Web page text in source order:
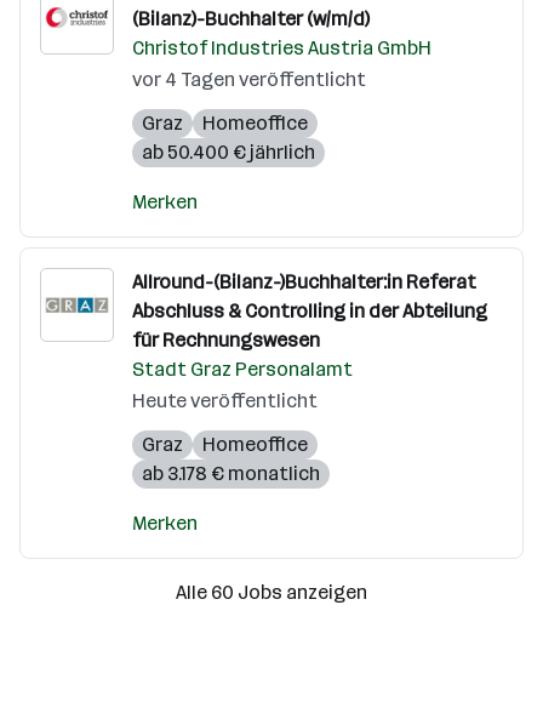
(Bilanz)-Buchhalter (w/m/d)
Christof Industries Austria GmbH
vor 4 Tagen veröffentlicht
Graz
Homeoffice
ab 50.400 € jährlich
Merken
Allround-(Bilanz-)Buchhalter:in Referat
Abschluss & Controlling in der Abteilung
für Rechnungswesen
Stadt Graz Personalamt
Heute veröffentlicht
Graz
Homeoffice
ab 3.178 € monatlich
Merken
Alle 60 Jobs anzeigen